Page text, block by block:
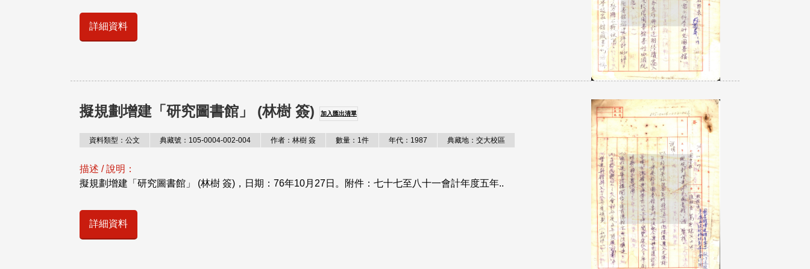
詳細資料
擬規劃增建「研究圖書館」 (林樹 簽) 加入匯出清單
資料類型：公文 典藏號：105-0004-002-004 作者：林樹 簽 數量：1件 年代：1987 典藏地：交大校區
描述 / 說明：
擬規劃增建「研究圖書館」 (林樹 簽)，日期：76年10月27日。附件：七十七至八十一會計年度五年..
詳細資料